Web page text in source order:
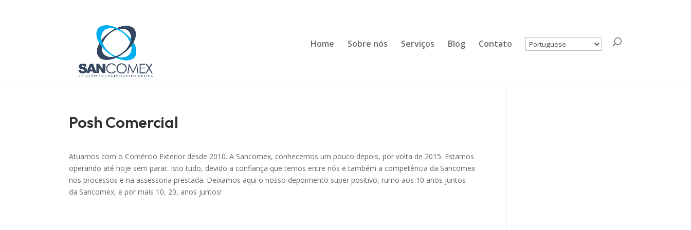
Home Sobre nós Serviços Blog Contato
Posh Comercial
Atuamos com o Comércio Exterior desde 2010. A Sancomex, conhecemos um pouco depois, por volta de 2015. Estamos
operando até hoje sem parar. Isto tudo, devido a confiança que temos entre nós e também a competência da Sancomex
nos processos e na assessoria prestada. Deixamos aqui o nosso depoimento super positivo, rumo aos 10 anos juntos
da Sancomex, e por mais 10, 20, anos juntos!